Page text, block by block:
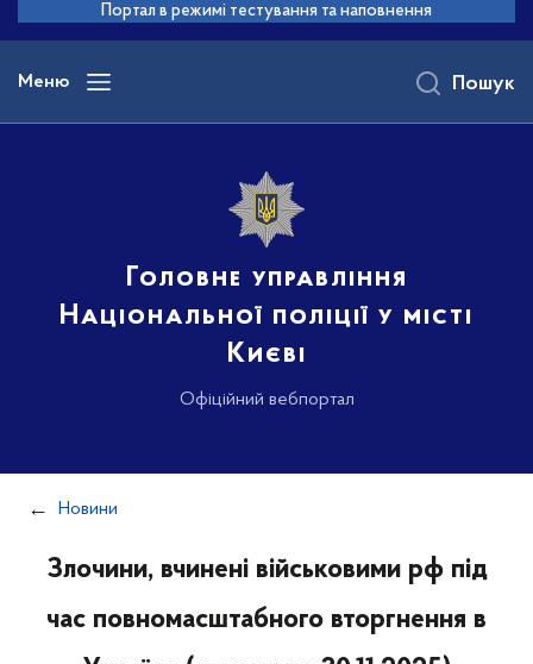
основного
вмісту
Портал в режимі тестування та наповнення
Меню
Головне управління
Національної поліції у місті
Києві
Офіційний вебпортал
Пошук
Новини
Злочини, вчинені військовими рф під
час повномасштабного вторгнення в